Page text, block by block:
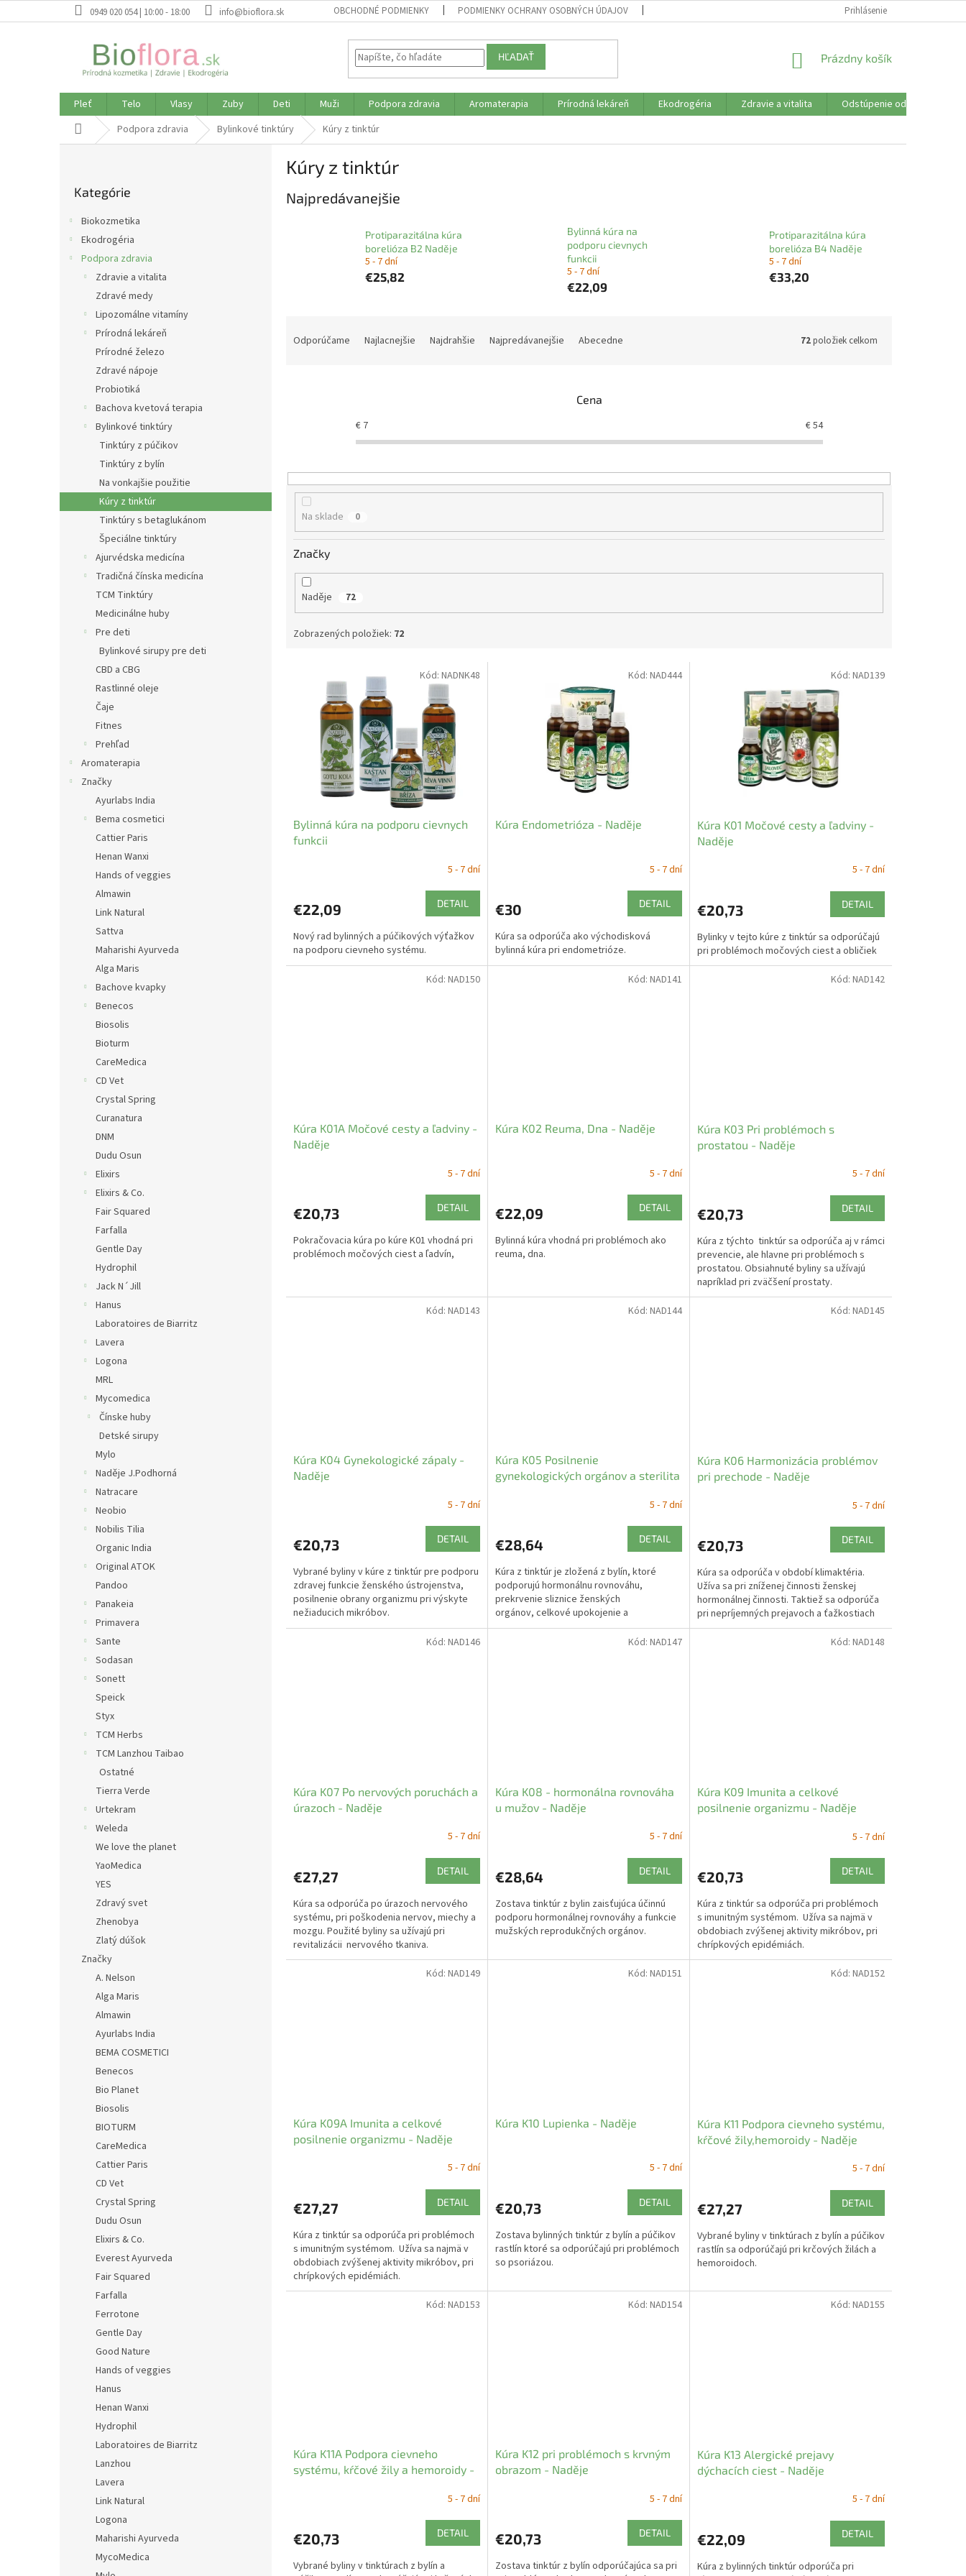
na
0949 020 054 | 10:00 - 18:00 info@bioflora.sk OBCHODNÉ PODMIENKY PODMIENKY OCHRANY OSOBNÝCH ÚDAJOV DOPRAVA PLATBA
Prihlásenie
HĽADAŤ
NÁKUPNÝ
Prázdny košík
Pleť Telo Vlasy Zuby Deti Muži Podpora zdravia Aromaterapia Prírodná lekáreň Ekodrogéria Zdravie a vitalita
Odstúpenie od zmluvy
DomovPodpora zdravia Bylinkové tinktúry Kúry z tinktúr
kategórie
Kategórie
Biokozmetika
Ekodrogéria
Podpora zdravia
Zdravie a vitalita
Zdravé medy
Lipozomálne vitamíny
Prírodná lekáreň
Prírodné železo
Zdravé nápoje
Probiotiká
Bachova kvetová terapia
Bylinkové tinktúry
Tinktúry z púčikov
Tinktúry z bylín
Na vonkajšie použitie
Kúry z tinktúr
Tinktúry s betaglukánom
Špeciálne tinktúry
Ajurvédska medicína
Tradičná čínska medicína
TCM Tinktúry
Medicinálne huby
Pre deti
Bylinkové sirupy pre deti
CBD a CBG
Rastlinné oleje
Čaje
Fitnes
Prehľad
Aromaterapia
Značky
Ayurlabs India
Bema cosmetici
Cattier Paris
Henan Wanxi
Hands of veggies
Almawin
Link Natural
Sattva
Maharishi Ayurveda
Alga Maris
Bachove kvapky
Benecos
Biosolis
Bioturm
CareMedica
CD Vet
Crystal Spring
Curanatura
DNM
Dudu Osun
Elixirs
Elixirs & Co.
Fair Squared
Farfalla
Gentle Day
Hydrophil
Jack N´Jill
Hanus
Laboratoires de Biarritz
Lavera
Logona
MRL
Mycomedica
Čínske huby
Detské sirupy
Mylo
Naděje J.Podhorná
Natracare
Neobio
Nobilis Tilia
Organic India
Original ATOK
Pandoo
Panakeia
Primavera
Sante
Sodasan
Sonett
Speick
Styx
TCM Herbs
TCM Lanzhou Taibao
Ostatné
Tierra Verde
Urtekram
Weleda
We love the planet
YaoMedica
YES
Zdravý svet
Zhenobya
Zlatý dúšok
Značky
A. Nelson
Alga Maris
Almawin
Ayurlabs India
BEMA COSMETICI
Benecos
Bio Planet
Biosolis
BIOTURM
CareMedica
Cattier Paris
CD Vet
Crystal Spring
Dudu Osun
Elixirs & Co.
Everest Ayurveda
Fair Squared
Farfalla
Ferrotone
Gentle Day
Good Nature
Hands of veggies
Hanus
Henan Wanxi
Hydrophil
Laboratoires de Biarritz
Lanzhou
Lavera
Link Natural
Logona
Maharishi Ayurveda
MycoMedica
Kúry z tinktúr
Najpredávanejšie
Protiparazitálna kúra
borelióza B2 Naděje
5 - 7 dní
€25,82
Bylinná kúra na
podporu cievnych
funkcii
5 - 7 dní
€22,09
Protiparazitálna kúra
borelióza B4 Naděje
5 - 7 dní
€33,20
d
Odporúčame Najlacnejšie Najdrahšie Najpredávanejšie Abecedne 72položiek celkom
Cena
€ 7 €54
Na sklade 0
Značky
Naděje 72
Zobrazených položiek: 72
Bylinná kúra na podporu cievnych
funkcii
5 - 7 dní
€22,09 DETAIL
Nový rad bylinných a púčikových výťažkov
na podporu cievneho systému.
Kód: NADNK48
Kúra Endometrióza - Naděje
5 - 7 dní
€30 DETAIL
Kúra sa odporúča ako východisková
bylinná kúra pri endometrióze.
Kód: NAD444
Kúra K01 Močové cesty a ľadviny -
Naděje
5 - 7 dní
€20,73 DETAIL
Bylinky v tejto kúre z tinktúr sa odporúčajú
pri problémoch močových ciest a obličiek
Kód: NAD139
Kúra K01A Močové cesty a ľadviny -
Naděje
5 - 7 dní
€20,73 DETAIL
Pokračovacia kúra po kúre K01 vhodná pri
problémoch močových ciest a ľadvín,
Kód: NAD150
Kúra K02 Reuma, Dna - Naděje
5 - 7 dní
€22,09 DETAIL
Bylinná kúra vhodná pri problémoch ako
reuma, dna.
Kód: NAD141
Kúra K03 Pri problémoch s
prostatou - Naděje
5 - 7 dní
€20,73 DETAIL
Kúra z týchto tinktúr sa odporúča aj v rámci
prevencie, ale hlavne pri problémoch s
prostatou. Obsiahnuté byliny sa užívajú
napríklad pri zväčšení prostaty.
Kód: NAD142
Kúra K04 Gynekologické zápaly -
Naděje
5 - 7 dní
€20,73 DETAIL
Vybrané byliny v kúre z tinktúr pre podporu
zdravej funkcie ženského ústrojenstva,
posilnenie obrany organizmu pri výskyte
nežiaducich mikróbov.
Kód: NAD143
Kúra K05 Posilnenie
gynekologických orgánov a sterilita
5 - 7 dní
€28,64 DETAIL
Kúra z tinktúr je zložená z bylín, ktoré
podporujú hormonálnu rovnováhu,
prekrvenie sliznice ženských
orgánov, celkové upokojenie a
harmonizáciu ženského organizmu.
Kód: NAD144
Kúra K06 Harmonizácia problémov
pri prechode - Naděje
5 - 7 dní
€20,73 DETAIL
Kúra sa odporúča v období klimaktéria.
Užíva sa pri zníženej činnosti ženskej
hormonálnej činnosti. Taktiež sa odporúča
pri nepríjemných prejavoch a ťažkostiach
prechodového...
Kód: NAD145
Kúra K07 Po nervových poruchách a
úrazoch - Naděje
5 - 7 dní
€27,27 DETAIL
Kúra sa odporúča po úrazoch nervového
systému, pri poškodenia nervov, miechy a
mozgu. Použité byliny sa užívajú pri
revitalizácii nervového tkaniva.
Kód: NAD146
Kúra K08 - hormonálna rovnováha
u mužov - Naděje
5 - 7 dní
€28,64 DETAIL
Zostava tinktúr z bylin zaisťujúca účinnú
podporu hormonálnej rovnováhy a funkcie
mužských reprodukčných orgánov.
Kód: NAD147
Kúra K09 Imunita a celkové
posilnenie organizmu - Naděje
5 - 7 dní
€20,73 DETAIL
Kúra z tinktúr sa odporúča pri problémoch
s imunitným systémom. Užíva sa najmä v
obdobiach zvýšenej aktivity mikróbov, pri
chrípkových epidémiách.
Kód: NAD148
Kúra K09A Imunita a celkové
posilnenie organizmu - Naděje
5 - 7 dní
€27,27 DETAIL
Kúra z tinktúr sa odporúča pri problémoch
s imunitným systémom. Užíva sa najmä v
obdobiach zvýšenej aktivity mikróbov, pri
chrípkových epidémiách.
Kód: NAD149
Kúra K10 Lupienka - Naděje
5 - 7 dní
€20,73 DETAIL
Zostava bylinných tinktúr z bylín a púčikov
rastlín ktoré sa odporúčajú pri problémoch
so psoriázou.
Kód: NAD151
Kúra K11 Podpora cievneho systému,
kŕčové žily,hemoroidy - Naděje
5 - 7 dní
€27,27 DETAIL
Vybrané byliny v tinktúrach z bylín a púčikov
rastlín sa odporúčajú pri krčových žilách a
hemoroidoch.
Kód: NAD152
Kúra K11A Podpora cievneho
systému, kŕčové žily a hemoroidy -
5 - 7 dní
€20,73 DETAIL
Vybrané byliny v tinktúrach z bylín a
Kód: NAD153
Kúra K12 pri problémoch s krvným
obrazom - Naděje
5 - 7 dní
€20,73 DETAIL
Zostava tinktúr z bylín odporúčajúca sa pri
Kód: NAD154
Kúra K13 Alergické prejavy
dýchacích ciest - Naděje
5 - 7 dní
€22,09 DETAIL
Kúra z bylinných tinktúr odporúča pri
Kód: NAD155